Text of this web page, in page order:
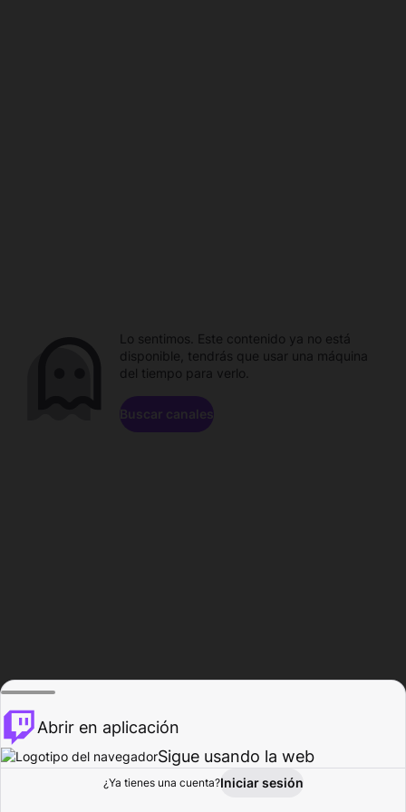
Explorar Actividad
Lo sentimos. Este contenido ya no está
disponible, tendrás que usar una máquina
del tiempo para verlo.
Buscar canales
Abrir en aplicación
Sigue usando la web
¿Ya tienes una cuenta?Iniciar sesión